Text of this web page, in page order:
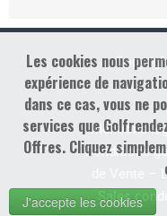
Mentions
Conditions
de Vente –
Sales
Les cookies nous
expérience de
dans ce cas, vous ne
services que
Offres. Cliquez
J'accepte les cookies